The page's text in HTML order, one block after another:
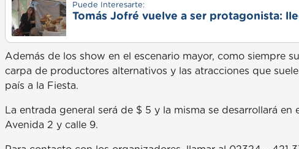
Puede Interesarte:
Tomás Jofré vuelve a ser protagonista:
Además de los show en el escenario mayor, como siempre
carpa de productores alternativos y las atracciones que
país a la Fiesta.
La entrada general será de $ 5 y la misma se desarrollará
Avenida 2 y calle 9.